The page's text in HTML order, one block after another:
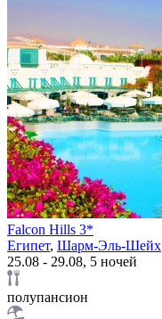
Falcon Hills 3*
Египет, Шарм-Эль-Шейх
25.08 - 29.08, 5 ночей
полупансион